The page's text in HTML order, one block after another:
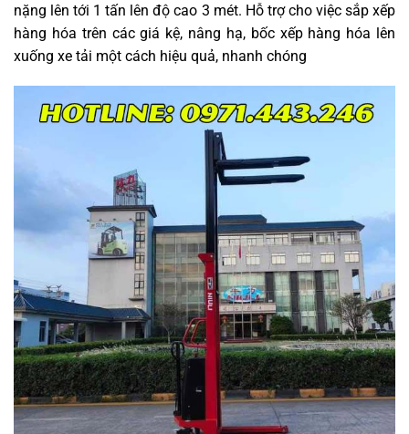
nặng lên tới 1 tấn lên độ cao 3 mét. Hỗ trợ cho việc sắp xếp
hàng hóa trên các giá kệ, nâng hạ, bốc xếp hàng hóa lên
xuống xe tải một cách hiệu quả, nhanh chóng